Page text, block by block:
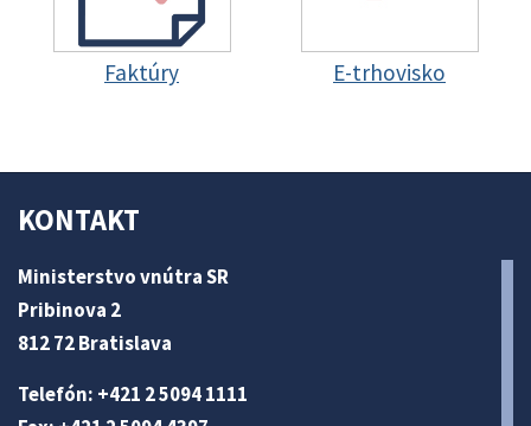
Faktúry E-trhovisko
KONTAKT
Ministerstvo vnútra SR
Pribinova 2
812 72 Bratislava
Telefón: +421 2 5094 1111